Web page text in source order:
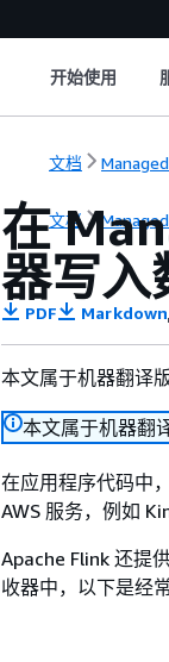
开始使用
文档
文档
在
器写入
PDF Markdown
本文属于机器翻译
本文属于机器翻
在应用程序代码中
AWS 服务，例如
Apache Flink 还提
收器中，以下是经